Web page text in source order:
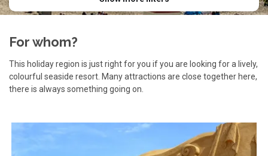
For whom?
This holiday region is just right for you if you are looking for a lively,
colourful seaside resort. Many attractions are close together here,
there is always something going on.